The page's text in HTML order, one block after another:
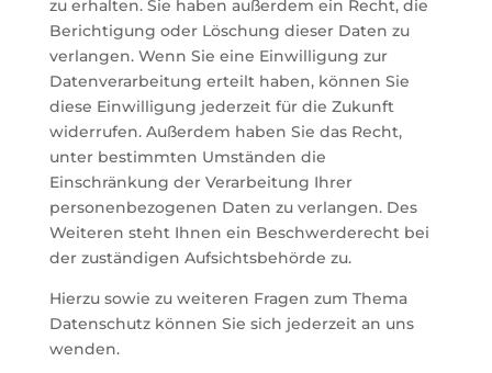
zu erhalten. Sie haben außerdem ein Recht, die
Berichtigung oder Löschung dieser Daten zu
verlangen. Wenn Sie eine Einwilligung zur
Datenverarbeitung erteilt haben, können Sie
diese Einwilligung jederzeit für die Zukunft
widerrufen. Außerdem haben Sie das Recht,
unter bestimmten Umständen die
Einschränkung der Verarbeitung Ihrer
personenbezogenen Daten zu verlangen. Des
Weiteren steht Ihnen ein Beschwerderecht bei
der zuständigen Aufsichtsbehörde zu.
Hierzu sowie zu weiteren Fragen zum Thema
Datenschutz können Sie sich jederzeit an uns
wenden.